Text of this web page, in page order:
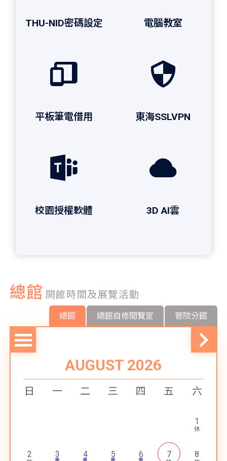
THU-NID密碼設定 電腦教室
平板筆電借用 東海SSLVPN
校園授權軟體 3D AI雲
總館 開館時間及展覽活動
總館 總館自修閱覽室 管院分館
AUGUST 2026
日 一 二 三 四 五 六
1
2 3 4 5 6 7 8